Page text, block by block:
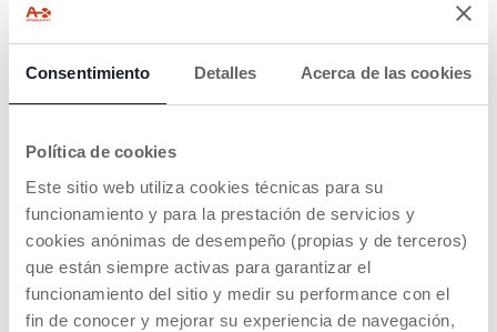
Consentimiento Detalles Acerca de las cookies
Política de cookies
Este sitio web utiliza cookies técnicas para su
funcionamiento y para la prestación de servicios y
cookies anónimas de desempeño (propias y de terceros)
que están siempre activas para garantizar el
funcionamiento del sitio y medir su performance con el
fin de conocer y mejorar su experiencia de navegación,
€ 25,99
AÑADIR AÑADIR
NEW NEW